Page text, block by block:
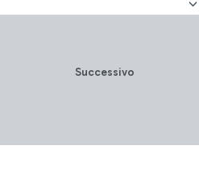
Successivo